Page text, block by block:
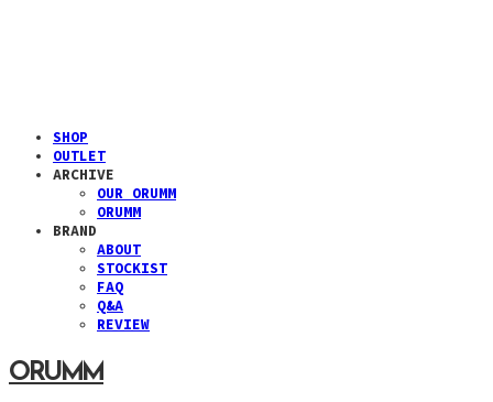
SHOP
OUTLET
ARCHIVE
OUR ORUMM
ORUMM
BRAND
ABOUT
STOCKIST
FAQ
Q&A
REVIEW
ORUMM